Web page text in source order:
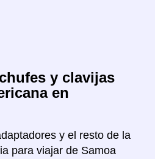
y clavijas
en
y el resto de la
para viajar de Samoa